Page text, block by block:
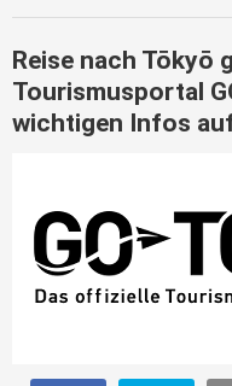
Reise nach Tōkyō
Tourismusportal
wichtigen Infos